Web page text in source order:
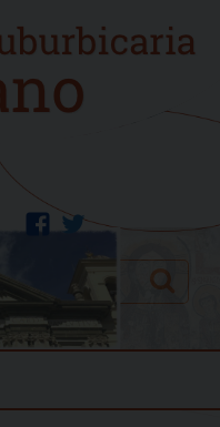
twitter
facebook
Search